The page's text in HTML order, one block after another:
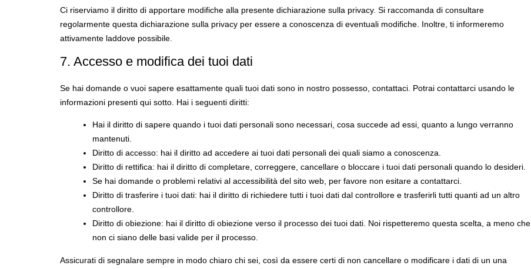
Ci riserviamo il diritto di apportare modifiche alla presente dichiarazione sulla privacy. Si raccomanda di consultare
regolarmente questa dichiarazione sulla privacy per essere a conoscenza di eventuali modifiche. Inoltre, ti informeremo
attivamente laddove possibile.
7. Accesso e modifica dei tuoi dati
Se hai domande o vuoi sapere esattamente quali tuoi dati sono in nostro possesso, contattaci. Potrai contattarci usando le
informazioni presenti qui sotto. Hai i seguenti diritti:
Hai il diritto di sapere quando i tuoi dati personali sono necessari, cosa succede ad essi, quanto a lungo verranno
mantenuti.
Diritto di accesso: hai il diritto ad accedere ai tuoi dati personali dei quali siamo a conoscenza.
Diritto di rettifica: hai il diritto di completare, correggere, cancellare o bloccare i tuoi dati personali quando lo desideri.
Se hai domande o problemi relativi al accessibilità del sito web, per favore non esitare a contattarci.
Diritto di trasferire i tuoi dati: hai il diritto di richiedere tutti i tuoi dati dal controllore e trasferirli tutti quanti ad un altro
controllore.
Diritto di obiezione: hai il diritto di obiezione verso il processo dei tuoi dati. Noi rispetteremo questa scelta, a meno che
non ci siano delle basi valide per il processo.
Assicurati di segnalare sempre in modo chiaro chi sei, così da essere certi di non cancellare o modificare i dati di un una